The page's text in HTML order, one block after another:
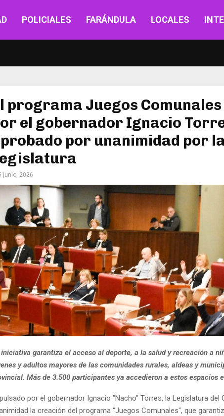
POLICIALES FARÁNDULA LOCALES
programa Juegos
el gobernador Ignacio
por unanimidad por
junio, 2026
garantiza el acceso al deporte, a la salud y recreación a
y adultos mayores de las comunidades rurales, aldeas y
Más de 3.500 participantes ya accedieron a estos espacios
por el gobernador Ignacio "Nacho" Torres, la Legislatura del
la creación del programa "Juegos Comunales", que